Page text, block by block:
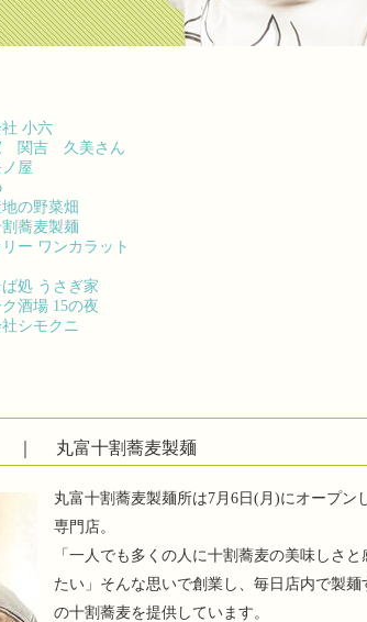
小六
関吉 久美さん
屋
の野菜畑
蕎麦製麺
ー ワンカラット
ば処 うさぎ家
酒場 15の夜
シモクニ
｜ 丸富十割蕎麦製麺
丸富十割蕎麦製麺所は7月6日(月)にオープン
専門店。
「一人でも多くの人に十割蕎麦の美味しさと
たい」そんな思いで創業し、毎日店内で製麺
の十割蕎麦を提供しています。